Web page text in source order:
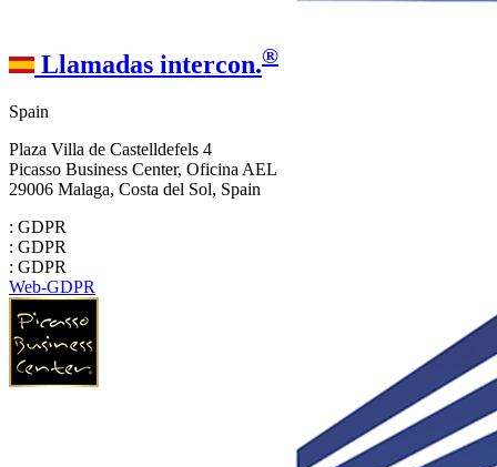
Llamadas intercon.®
Spain
Plaza Villa de Castelldefels 4
Picasso Business Center, Oficina AEL
29006 Malaga, Costa del Sol, Spain
: GDPR
: GDPR
: GDPR
Web-GDPR